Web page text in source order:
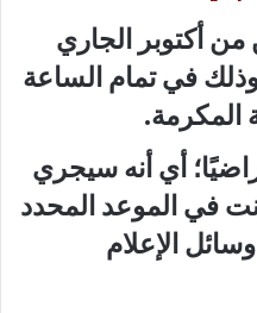
من أكتوبر الجاري
في تمام الساعة
المكرمة.
أي أنه سيجري
في الموعد المحدد
الإعلام